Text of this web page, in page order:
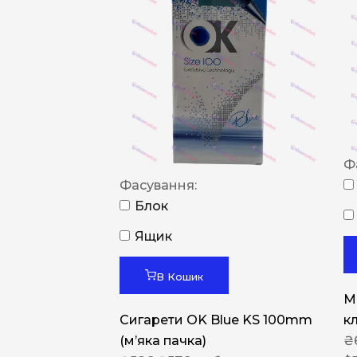
Фасування:
Блок
Ящик
В Кошик
Сигарети OK Blue KS 100mm
(м’яка пачка)
₴